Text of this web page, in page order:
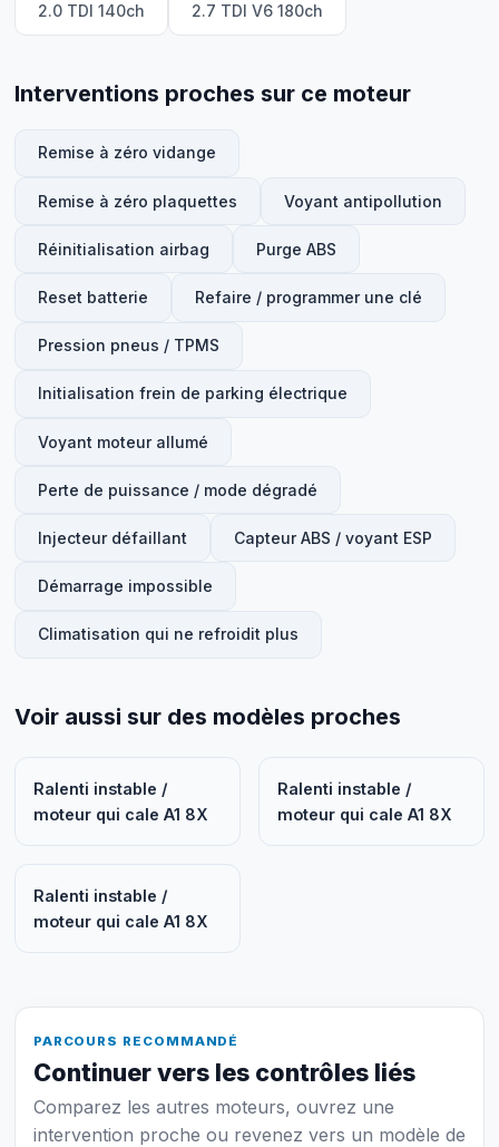
2.0 TDI 140ch 2.7 TDI V6 180ch
Interventions proches sur ce moteur
Remise à zéro vidange
Remise à zéro plaquettes Voyant antipollution
Réinitialisation airbag Purge ABS
Reset batterie Refaire / programmer une clé
Pression pneus / TPMS
Initialisation frein de parking électrique
Voyant moteur allumé
Perte de puissance / mode dégradé
Injecteur défaillant Capteur ABS / voyant ESP
Démarrage impossible
Climatisation qui ne refroidit plus
Voir aussi sur des modèles proches
Ralenti instable /
moteur qui cale A1 8X
Ralenti instable /
moteur qui cale A1 8X
Ralenti instable /
moteur qui cale A1 8X
PARCOURS RECOMMANDÉ
Continuer vers les contrôles liés
Comparez les autres moteurs, ouvrez une
intervention proche ou revenez vers un modèle de